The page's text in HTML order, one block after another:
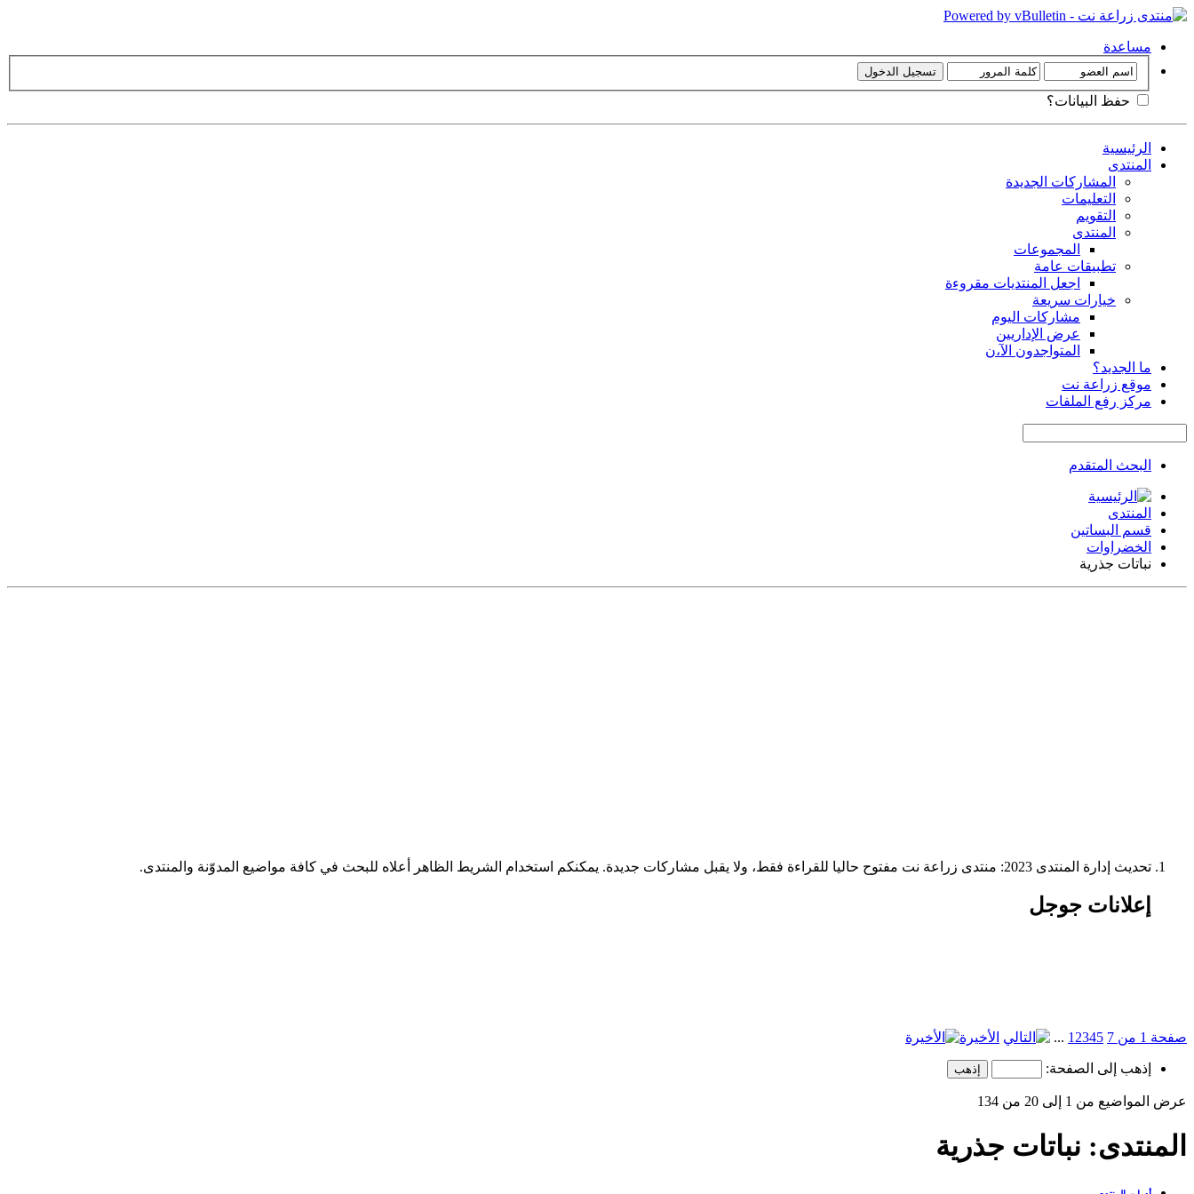
مساعدة
حفظ البيانات؟
الرئيسية
المنتدى
المشاركات الجديدة
التعليمات
التقويم
المنتدى
المجموعات
تطبيقات عامة
اجعل المنتديات مقروءة
خيارات سريعة
مشاركات اليوم
عرض الإداريين
المتواجدون الآ،ن
ما الجديد؟
موقع زراعة نت
مركز رفع الملفات
البحث المتقدم
المنتدى
قسم البساتين
الخضراوات
نباتات جذرية
تحديث إدارة المنتدى 2023: منتدى زراعة نت مفتوح حاليا للقراءة فقط، ولا يقبل مشاركات جديدة. يمكنكم استخدام الشريط الظاهر أعلاه للبحث في كافة مواضيع المدوّنة والمنتدى.
إعلانات جوجل
صفحة 1 من 7 12345
... الأخيرة
إذهب إلى الصفحة:
عرض المواضيع من 1 إلى 20 من 134
المنتدى: نباتات جذرية